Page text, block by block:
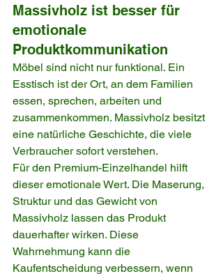
Massivholz ist besser für
emotionale
Produktkommunikation
Möbel sind nicht nur funktional. Ein
Esstisch ist der Ort, an dem Familien
essen, sprechen, arbeiten und
zusammenkommen. Massivholz besitzt
eine natürliche Geschichte, die viele
Verbraucher sofort verstehen.
Für den Premium-Einzelhandel hilft
dieser emotionale Wert. Die Maserung,
Struktur und das Gewicht von
Massivholz lassen das Produkt
dauerhafter wirken. Diese
Wahrnehmung kann die
Kaufentscheidung verbessern, wenn